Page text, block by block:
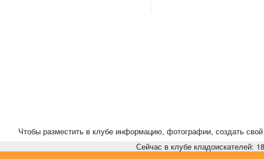
Чтобы разместить в клубе информацию, фотографии, создать свой
Сейчас в клубе кладоискателей: